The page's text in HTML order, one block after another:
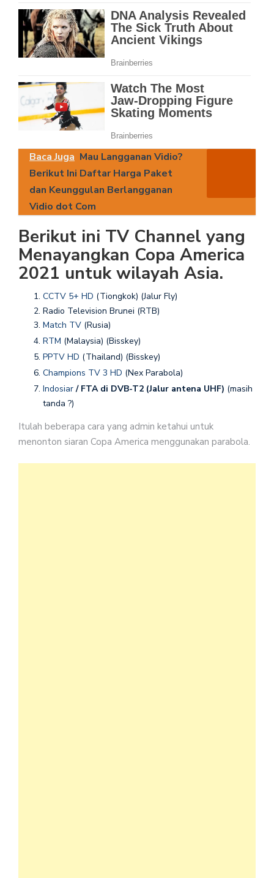
Baca Juga Mau Langganan Vidio?
Berikut Ini Daftar Harga Paket
dan Keunggulan Berlangganan
Vidio dot Com
Berikut ini TV Channel yang
Menayangkan Copa America
2021 untuk wilayah Asia.
CCTV 5+ HD (Tiongkok) (Jalur Fly)
Radio Television Brunei (RTB)
Match TV (Rusia)
RTM (Malaysia) (Bisskey)
PPTV HD (Thailand) (Bisskey)
Champions TV 3 HD (Nex Parabola)
Indosiar/ FTA di DVB-T2 (Jalur antena UHF) (masih
tanda ?)
Itulah beberapa cara yang admin ketahui untuk
menonton siaran Copa America menggunakan parabola.